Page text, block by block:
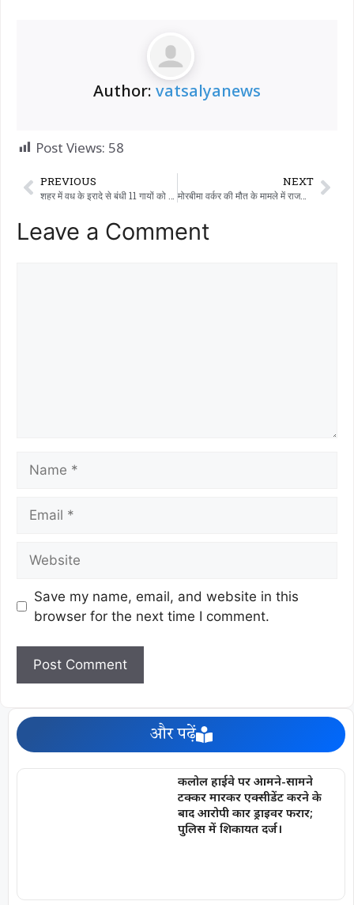
Author: vatsalyanews
Post Views: 58
PREVIOUS NEXT
मोरबीमा वर्कर की मौत के मामले में राजनीति गरमाई: लुकासो सिरेमिक मालिकों के खिलाफ कार्रवाई की मांग।
Leave a Comment
Save my name, email, and website in this
browser for the next time I comment.
और पढ़ें
कलोल हाईवे पर आमने-सामने
टक्कर मारकर एक्सीडेंट करने के
बाद आरोपी कार ड्राइवर फरार;
पुलिस में शिकायत दर्ज।